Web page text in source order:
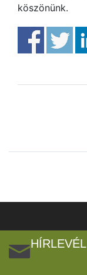
köszönünk.
HÍRLEVÉL